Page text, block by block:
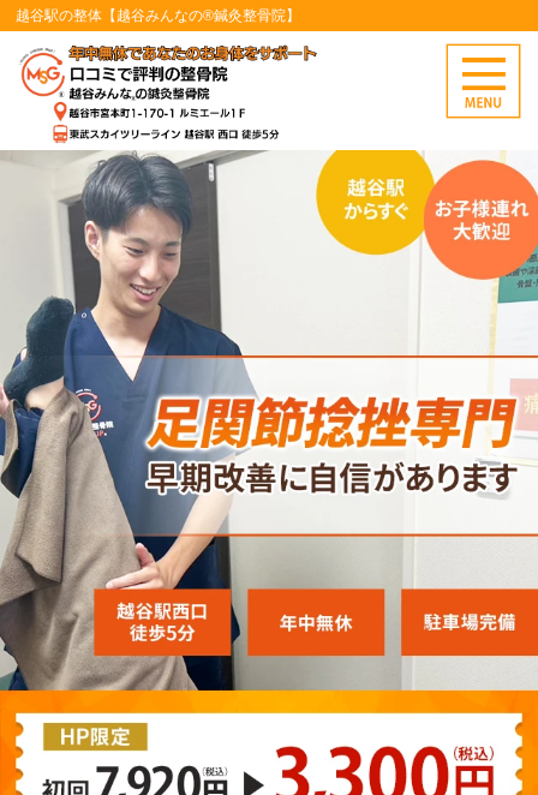
越谷駅の整体【越谷みんなの®鍼灸整骨院】